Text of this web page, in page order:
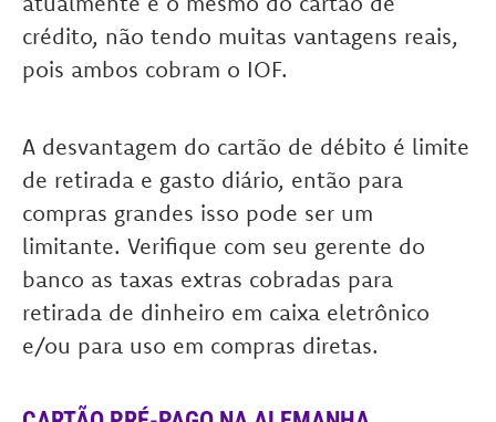
crédito, não tendo muitas vantagens reais,
pois ambos cobram o IOF.
A desvantagem do cartão de débito é limite
de retirada e gasto diário, então para
compras grandes isso pode ser um
limitante. Verifique com seu gerente do
banco as taxas extras cobradas para
retirada de dinheiro em caixa eletrônico
e/ou para uso em compras diretas.